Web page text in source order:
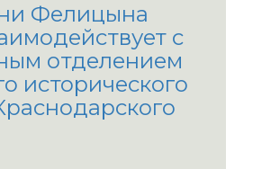
Фелицына
с
отделением
исторического